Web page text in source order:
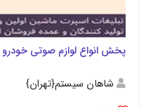
پخش انواع لوازم صوتی خودرو
شاهان سیستم{تهران}